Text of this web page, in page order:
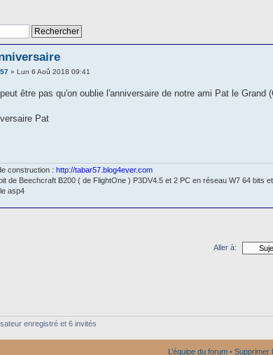
» Lun 6 Aoû 2018 09:41
être pas qu'on oublie l'anniversaire de notre ami Pat le Grand
Pat
construction :http://tabar57.blog4ever.com
de Beechcraft B200 ( de FlightOne ) P3DV4.5 et 2 PC en réseau W7 64 bits
asp4
Aller à:
enregistré et 6 invités
L’équipe du forum • Supprimer